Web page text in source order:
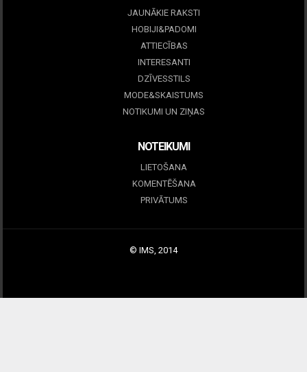
JAUNĀKIE RAKSTI
HOBIJI&PADOMI
ATTIECĪBAS
INTERESANTI
DZĪVESSTILS
MODE&SKAISTUMS
NOTIKUMI UN ZIŅAS
NOTEIKUMI
LIETOŠANA
KOMENTĒŠANA
PRIVĀTUMS
© IMS, 2014